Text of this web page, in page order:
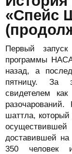
«Спейс
Первый запуск
программы
назад, а
пятницу. За
свидетелем
шаттла,
доставившей
350 человек